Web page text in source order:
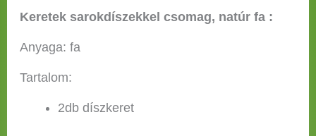
Keretek sarokdíszekkel csomag, natúr fa :
Anyaga: fa
Tartalom:
2db díszkeret